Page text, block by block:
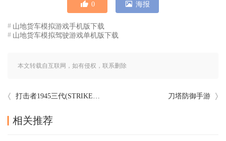
0 海报
山地货车模拟游戏手机版下载
山地货车模拟驾驶游戏单机版下载
本文转载自互联网，如有侵权，联系删除
打击者1945三代(STRIKERS 1945-3) 刀塔防御手游
相关推荐